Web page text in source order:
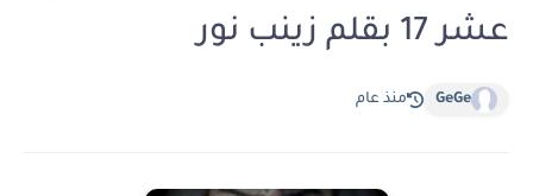
عشر 17 بقلم زينب نور
GeGe منذ عام